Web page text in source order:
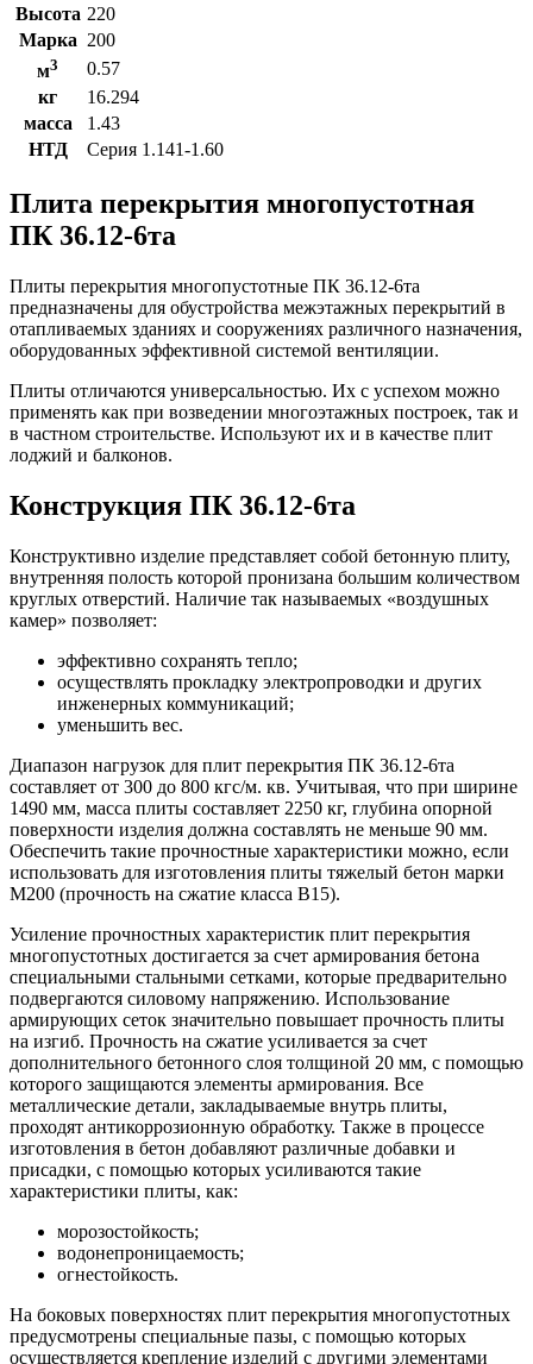
Высота 220
Марка 200
м3
0.57
кг
16.294
масса
1.43
НТД
Серия 1.141-1.60
Плита перекрытия многопустотная
ПК 36.12-6та
Плиты перекрытия многопустотные ПК 36.12-6та
предназначены для обустройства межэтажных перекрытий в
отапливаемых зданиях и сооружениях различного назначения,
оборудованных эффективной системой вентиляции.
Плиты отличаются универсальностью. Их с успехом можно
применять как при возведении многоэтажных построек, так и
в частном строительстве. Используют их и в качестве плит
лоджий и балконов.
Конструкция ПК 36.12-6та
Конструктивно изделие представляет собой бетонную плиту,
внутренняя полость которой пронизана большим количеством
круглых отверстий. Наличие так называемых «воздушных
камер» позволяет:
эффективно сохранять тепло;
осуществлять прокладку электропроводки и других
инженерных коммуникаций;
уменьшить вес.
Диапазон нагрузок для плит перекрытия ПК 36.12-6та
составляет от 300 до 800 кгс/м. кв. Учитывая, что при ширине
1490 мм, масса плиты составляет 2250 кг, глубина опорной
поверхности изделия должна составлять не меньше 90 мм.
Обеспечить такие прочностные характеристики можно, если
использовать для изготовления плиты тяжелый бетон марки
М200 (прочность на сжатие класса В15).
Усиление прочностных характеристик плит перекрытия
многопустотных достигается за счет армирования бетона
специальными стальными сетками, которые предварительно
подвергаются силовому напряжению. Использование
армирующих сеток значительно повышает прочность плиты
на изгиб. Прочность на сжатие усиливается за счет
дополнительного бетонного слоя толщиной 20 мм, с помощью
которого защищаются элементы армирования. Все
металлические детали, закладываемые внутрь плиты,
проходят антикоррозионную обработку. Также в процессе
изготовления в бетон добавляют различные добавки и
присадки, с помощью которых усиливаются такие
характеристики плиты, как:
морозостойкость;
водонепроницаемость;
огнестойкость.
На боковых поверхностях плит перекрытия многопустотных
предусмотрены специальные пазы, с помощью которых
осуществляется крепление изделий с другими элементами